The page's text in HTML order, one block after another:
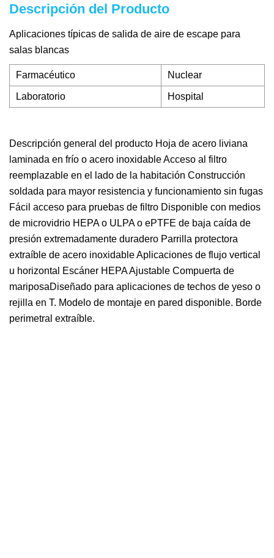
Descripción del Producto
Aplicaciones típicas de salida de aire de escape para
salas blancas
Farmacéutico Nuclear
Laboratorio Hospital
Descripción general del producto Hoja de acero liviana
laminada en frío o acero inoxidable Acceso al filtro
reemplazable en el lado de la habitación Construcción
soldada para mayor resistencia y funcionamiento sin fugas
Fácil acceso para pruebas de filtro Disponible con medios
de microvidrio HEPA o ULPA o ePTFE de baja caída de
presión extremadamente duradero Parrilla protectora
extraíble de acero inoxidable Aplicaciones de flujo vertical
u horizontal Escáner HEPA Ajustable Compuerta de
mariposaDiseñado para aplicaciones de techos de yeso o
rejilla en T. Modelo de montaje en pared disponible. Borde
perimetral extraíble.